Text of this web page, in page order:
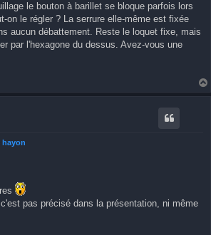
le bouton à barillet se bloque parfois lors
on le régler ? La serrure elle-même est fixée
aucun débattement. Reste le loquet fixe, mais
par l'hexagone du dessus. Avez-vous une
hayon
pas précisé dans la présentation, ni même